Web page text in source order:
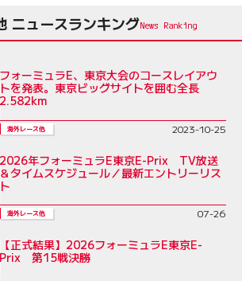
ニュースランキング
フォーミュラE、東京大会のコースレイアウ
トを発表。東京ビッグサイトを囲む全長
2.582km
海外レース他 2023-10-25
2026年フォーミュラE東京E-Prix TV放送
＆タイムスケジュール／最新エントリーリス
ト
海外レース他 07-26
【正式結果】2026フォーミュラE東京E-
Prix 第15戦決勝